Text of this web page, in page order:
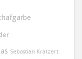
Sebastian Kratzert